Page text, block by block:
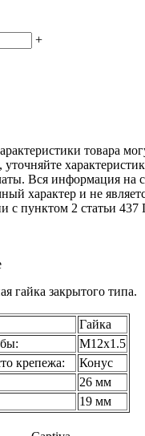
+
товара
Вся информация на
характер и не
с пунктом 2 статьи
гайка закрытого типа.
Гайка
М12х1.5
крепежа:
Конус
26 мм
19 мм